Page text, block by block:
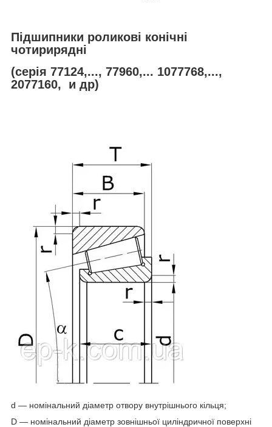
Підшипники роликові конічні
чотирирядні
(серія 77124,..., 77960,... 1077768,...,
2077160, и др)
d — номінальний діаметр отвору внутрішнього кільця;
D — номінальний діаметр зовнішньої циліндричної поверхні